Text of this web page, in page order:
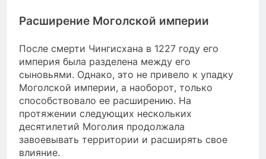
Расширение Моголской империи
После смерти Чингисхана в 1227 году его
империя была разделена между его
сыновьями. Однако, это не привело к упадку
Моголской империи, а наоборот, только
способствовало ее расширению. На
протяжении следующих нескольких
десятилетий Моголия продолжала
завоевывать территории и расширять свое
влияние.